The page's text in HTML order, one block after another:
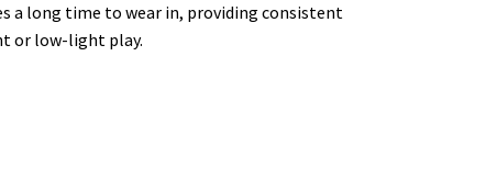
a long time to wear in, providing consistent
or low-light play.